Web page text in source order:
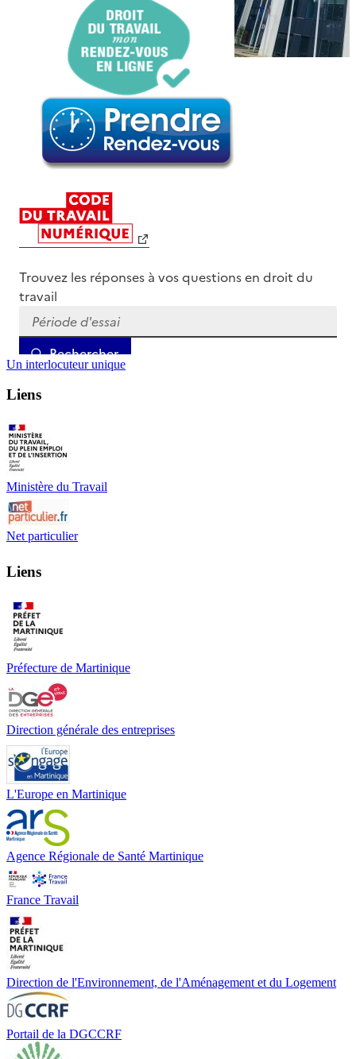
Un interlocuteur unique
Liens
Ministère du Travail
Net particulier
Liens
Préfecture de Martinique
Direction générale des entreprises
L'Europe en Martinique
Agence Régionale de Santé Martinique
France Travail
Direction de l'Environnement, de l'Aménagement et du Logement
Portail de la DGCCRF